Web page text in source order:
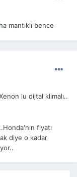
mantıklı bence
lu dijtal klimalı..
fiyatı
diye o kadar